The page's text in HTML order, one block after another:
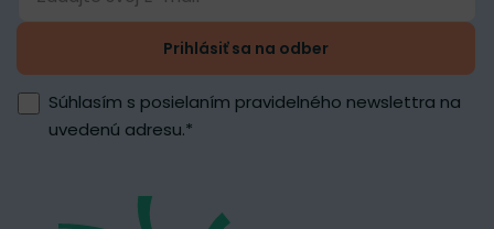
Prihlásiť sa na odber
Súhlasím s posielaním pravidelného newslettra na
uvedenú adresu.*